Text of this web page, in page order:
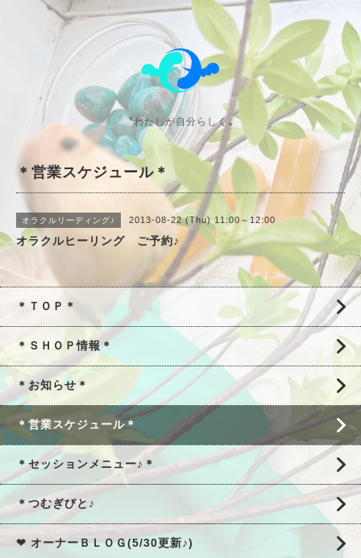
〝わたしが自分らしく〟
＊営業スケジュール＊
オラクルリーディング♪ 2013-08-22 (Thu) 11:00～12:00
オラクルヒーリング ご予約♪
＊ＴＯＰ＊
＊ＳＨＯＰ情報＊
＊お知らせ＊
＊営業スケジュール＊
＊セッションメニュー♪＊
＊つむぎびと♪
❤ オーナーＢＬＯＧ(5/30更新♪)